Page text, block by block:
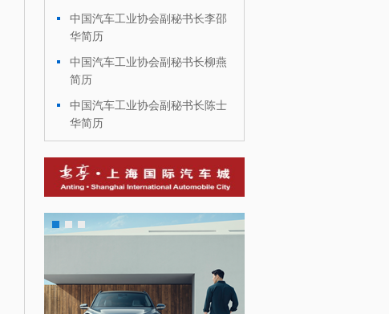
中国汽车工业协会副秘书长李邵
华简历
中国汽车工业协会副秘书长柳燕
简历
中国汽车工业协会副秘书长陈士
华简历